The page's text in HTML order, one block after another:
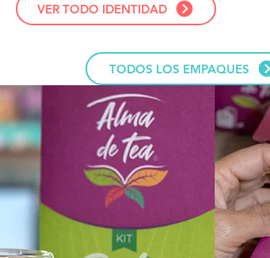
VER TODO IDENTIDAD
TODOS LOS EMPAQUES